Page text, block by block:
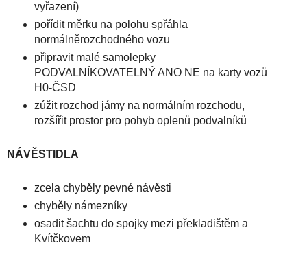
vyřazení)
pořídit měrku na polohu spřáhla
normálněrozchodného vozu
připravit malé samolepky
PODVALNÍKOVATELNÝ ANO NE na karty vozů
H0-ČSD
zúžit rozchod jámy na normálním rozchodu,
rozšířit prostor pro pohyb oplenů podvalníků
NÁVĚSTIDLA
zcela chyběly pevné návěsti
chyběly námezníky
osadit šachtu do spojky mezi překladištěm a
Kvítčkovem